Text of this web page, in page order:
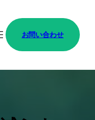
お問い合わせ